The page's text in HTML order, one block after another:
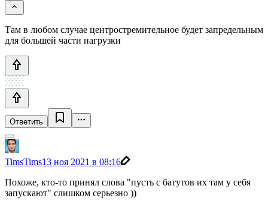
Там в любом случае центростремительное будет запредельным
для большей части нагрузки
Ответить
TimsTims13 ноя 2021 в 08:16
Похоже, кто-то принял слова "пусть с батутов их там у себя
запускают" слишком серьезно ))